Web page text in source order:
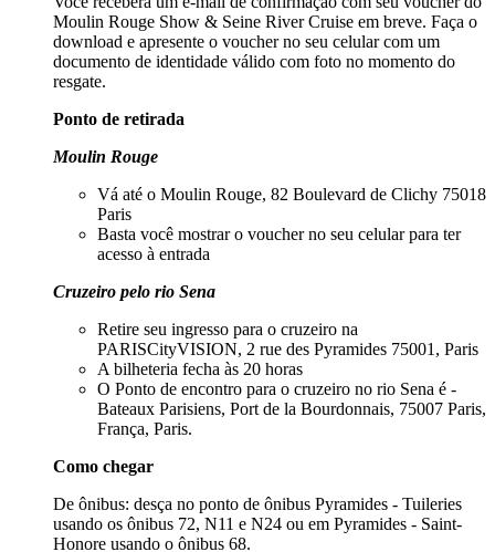
Moulin Rouge Show & Seine River Cruise em breve. Faça o
download e apresente o voucher no seu celular com um
documento de identidade válido com foto no momento do
resgate.
Ponto de retirada
Moulin Rouge
Vá até o Moulin Rouge, 82 Boulevard de Clichy 75018
Paris
Basta você mostrar o voucher no seu celular para ter
acesso à entrada
Cruzeiro pelo rio Sena
Retire seu ingresso para o cruzeiro na
PARISCityVISION, 2 rue des Pyramides 75001, Paris
A bilheteria fecha às 20 horas
O Ponto de encontro para o cruzeiro no rio Sena é -
Bateaux Parisiens, Port de la Bourdonnais, 75007 Paris,
França, Paris.
Como chegar
De ônibus: desça no ponto de ônibus Pyramides - Tuileries
usando os ônibus 72, N11 e N24 ou em Pyramides - Saint-
Honore usando o ônibus 68.